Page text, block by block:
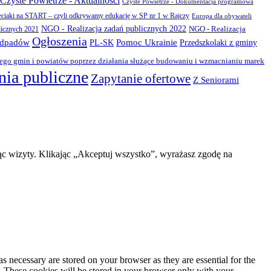
Czyste Powietrze - Dokumentacja programowa
na START – czyli odkrywamy edukację w SP nr 1 w Rajczy Europa dla obywateli
2021 NGO - Realizacja zadań publicznych 2022 NGO - Realizacja
Ogłoszenia PL-SK Pomoc Ukrainie Przedszkolaki z gminy
gmin i powiatów poprzez działania służące budowaniu i wzmacnianiu marek
publiczne Zapytanie ofertowe Z Seniorami
wizyty. Klikając „Akceptuj wszystko”, wyrażasz zgodę na
are stored on your browser as they are essential for the